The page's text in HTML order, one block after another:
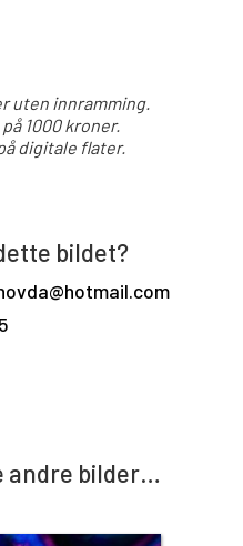
uten innramming.
1000 kroner.
digitale flater.
bildet?
andre bilder…